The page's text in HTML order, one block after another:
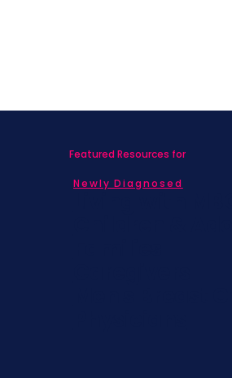
Featured Resources for
Newly Diagnosed